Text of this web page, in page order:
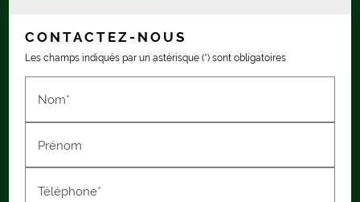
CONTACTEZ-NOUS
Les champs indiqués par un astérisque (*) sont obligatoires
Nom*
Prénom
Téléphone*